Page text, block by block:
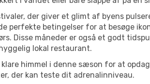
der giver et glimt af byens
perfekte betingelser for at besøge
Disse måneder er også et godt
lokal restaurant.
himmel i denne sæson for at
der kan teste dit adrenalinniveau.